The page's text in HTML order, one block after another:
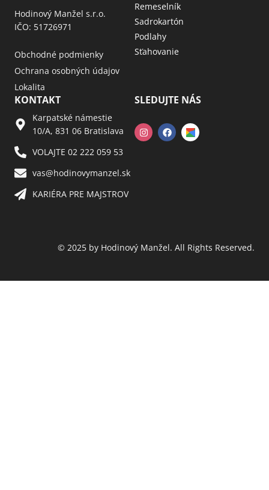
Hodinový Manžel s.r.o.
IČO: 51726971
Obchodné podmienky
Ochrana osobných údajov
Lokalita
Remeselník
Sadrokartón
Podlahy
Sťahovanie
KONTAKT
Karpatské námestie
10/A, 831 06 Bratislava
VOLAJTE 02 222 059 53​
vas@hodinovymanzel.sk​
KARIÉRA PRE MAJSTROV​
SLEDUJTE NÁS
© 2025 by Hodinový Manžel. All Rights Reserved.